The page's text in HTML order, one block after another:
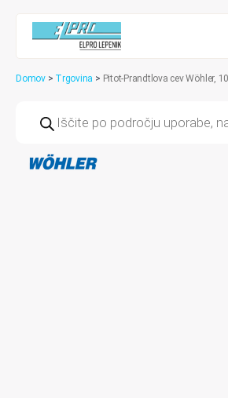
Domov > Trgovina > Pitot-Prandtlova cev Wöhler,
search